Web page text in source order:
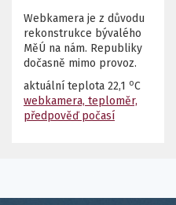
Webkamera je z důvodu
rekonstrukce bývalého
MěÚ na nám. Republiky
dočasně mimo provoz.
aktuální teplota 22,1 oC
webkamera, teploměr,
předpověď počasí